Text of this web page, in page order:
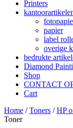
Printers
papier
label
overige
bedrukte
Diamond
Shop
CONTACT
Cart
Home /Toners /HP
Toner